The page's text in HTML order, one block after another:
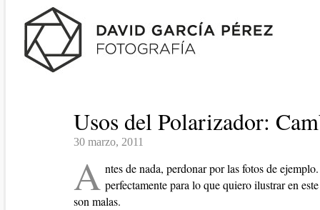
Usos del Polarizador:
30 marzo, 2011
A ntes de nada, perdonar por las fotos de
perfectamente para lo que quiero ilustrar en
son malas.